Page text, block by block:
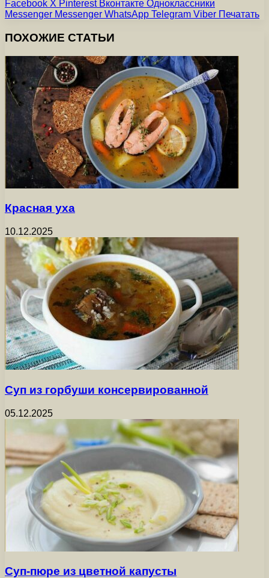
Facebook X Pinterest Вконтакте Одноклассники
Messenger Messenger WhatsApp Telegram Viber Печатать
ПОХОЖИЕ СТАТЬИ
Красная уха
10.12.2025
Суп из горбуши консервированной
05.12.2025
Суп-пюре из цветной капусты